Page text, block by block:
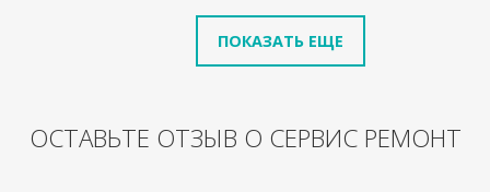
ОСТАВЬТЕ ОТЗЫВ О СЕРВИС РЕМОНТ